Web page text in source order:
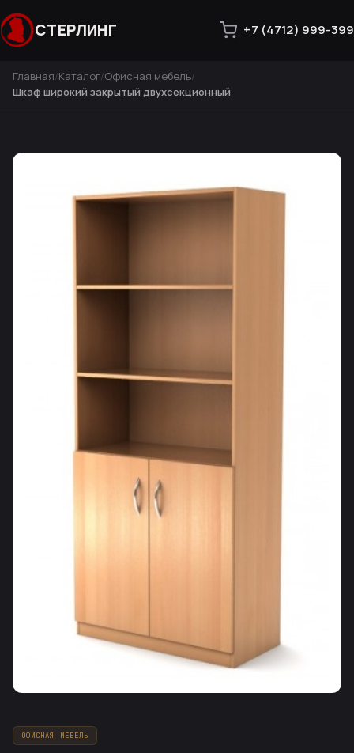
СТЕРЛИНГ +7 (4712) 999-399
Главная Каталог Офисная мебель
Шкаф широкий закрытый двухсекционный
ОФИСНАЯ МЕБЕЛЬ